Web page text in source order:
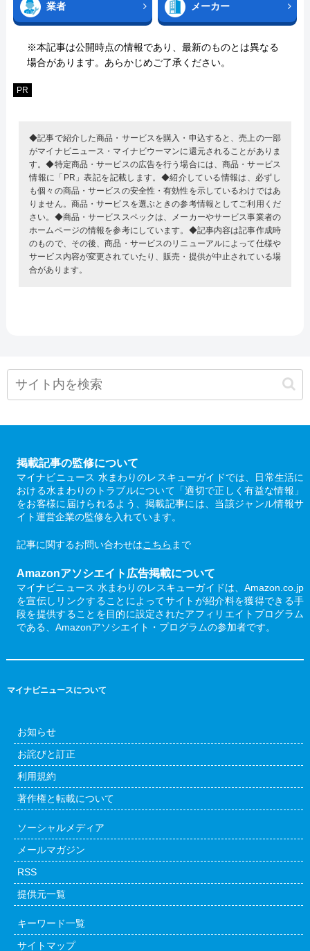
業者 メーカー
※本記事は公開時点の情報であり、最新のものとは異なる
場合があります。あらかじめご了承ください。
PR
◆記事で紹介した商品・サービスを購入・申込すると、売上の一部
がマイナビニュース・マイナビウーマンに還元されることがありま
す。◆特定商品・サービスの広告を行う場合には、商品・サービス
情報に「PR」表記を記載します。◆紹介している情報は、必ずし
も個々の商品・サービスの安全性・有効性を示しているわけではあ
りません。商品・サービスを選ぶときの参考情報としてご利用くだ
さい。◆商品・サービススペックは、メーカーやサービス事業者の
ホームページの情報を参考にしています。◆記事内容は記事作成時
のもので、その後、商品・サービスのリニューアルによって仕様や
サービス内容が変更されていたり、販売・提供が中止されている場
合があります。
掲載記事の監修について
マイナビニュース 水まわりのレスキューガイドでは、日常生活に
おける水まわりのトラブルについて「適切で正しく有益な情報」
をお客様に届けられるよう、掲載記事には、当該ジャンル情報サ
イト運営企業の監修を入れています。
記事に関するお問い合わせはこちら まで
Amazonアソシエイト広告掲載について
マイナビニュース 水まわりのレスキューガイドは、Amazon.co.jp
を宣伝しリンクすることによってサイトが紹介料を獲得できる手
段を提供することを目的に設定されたアフィリエイトプログラム
である、Amazonアソシエイト・プログラムの参加者です。
マイナビニュースについて
お知らせ
お詫びと訂正
利用規約
著作権と転載について
ソーシャルメディア
メールマガジン
RSS
提供元一覧
キーワード一覧
サイトマップ